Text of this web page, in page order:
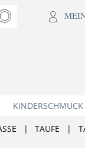
KINDERSCHMUCK
| TAUFE |